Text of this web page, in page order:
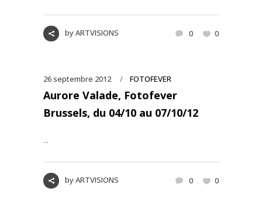
byARTVISIONS 0 0
26 septembre 2012 FOTOFEVER
Aurore Valade, Fotofever
Brussels, du 04/10 au 07/10/12
...
byARTVISIONS 0 0